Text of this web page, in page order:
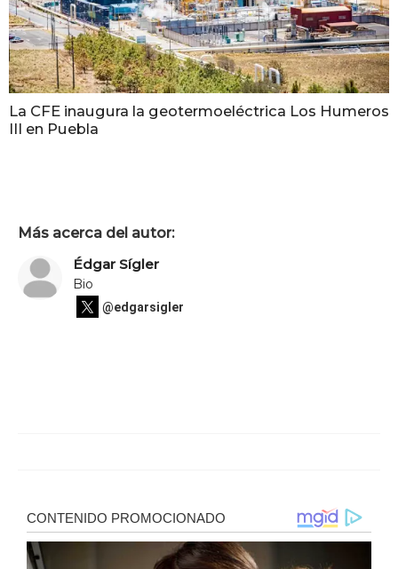
La CFE inaugura la geotermoeléctrica Los Humeros
III en Puebla
Más acerca del autor:
Édgar Sígler
Bio
@edgarsigler